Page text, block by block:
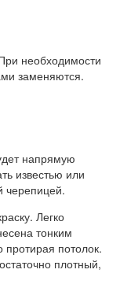
необходимости
заменяются.
напрямую
известью или
черепицей.
Легко
тонким
потолок.
плотный,